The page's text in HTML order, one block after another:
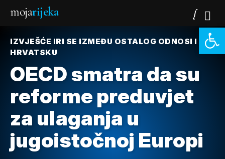
mojarijeka
IZVJEŠĆE IRI SE IZMEĐU OSTALOG ODNOSI I NA
HRVATSKU
OECD smatra da su
reforme preduvjet
za ulaganja u
jugoistočnoj Europi